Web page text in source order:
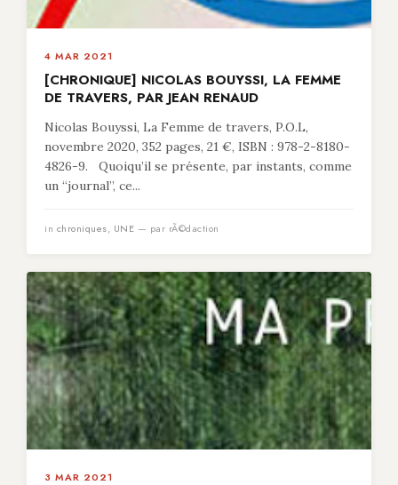
4 MAR 2021
[CHRONIQUE] NICOLAS BOUYSSI, LA FEMME
DE TRAVERS, PAR JEAN RENAUD
Nicolas Bouyssi, La Femme de travers, P.O.L,
novembre 2020, 352 pages, 21 €, ISBN : 978-2-8180-
4826-9. Quoiqu’il se présente, par instants, comme
un “journal”, ce...
in chroniques, UNE — par rÃ©daction
3 MAR 2021